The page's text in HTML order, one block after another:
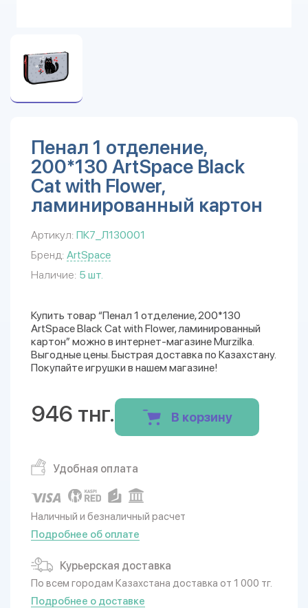
Пенал 1 отделение,
200*130 ArtSpace Black
Cat with Flower,
ламинированный картон
Артикул: ПК7_Л130001
Бренд: ArtSpace
Наличие: 5 шт.
Купить товар “Пенал 1 отделение, 200*130
ArtSpace Black Cat with Flower, ламинированный
картон” можно в интернет-магазине Murzilka.
Выгодные цены. Быстрая доставка по Казахстану.
Покупайте игрушки в нашем магазине!
946 тнг. В корзину
Удобная оплата
Наличный и безналичный расчет
Подробнее об оплате
Курьерская доставка
По всем городам Казахстана доставка от 1 000 тг.
Подробнее о доставке